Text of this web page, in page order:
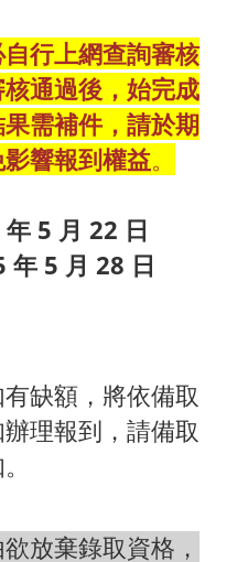
行上網查詢審核
通過後，始完成
需補件，請於期
響報到權益。
5 月 22 日
年 5 月 28 日
缺額，將依備取
理報到，請備取
放棄錄取資格，